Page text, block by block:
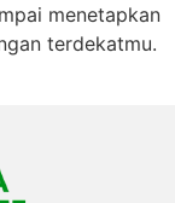
menetapkan
terdekatmu.